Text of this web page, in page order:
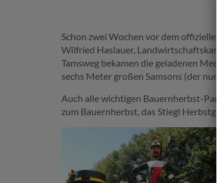
Schon zwei Wochen vor dem
Wilfried Haslauer,
Tamsweg bekamen die geladenen
sechs Meter großen Samsons (der
Auch alle wichtigen Bauernherbst-
zum Bauernherbst, das Stiegl